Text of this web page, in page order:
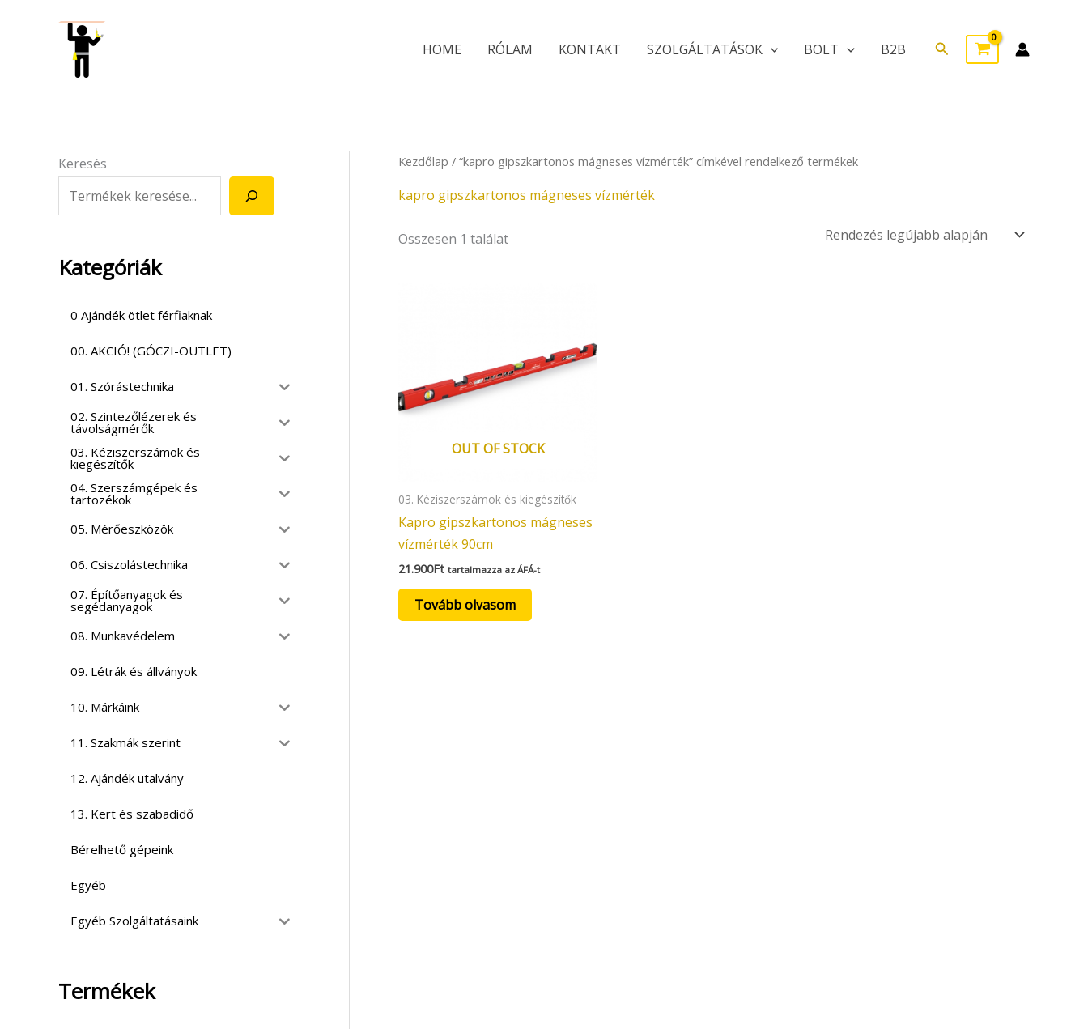
HOME RÓLAM KONTAKT SZOLGÁLTATÁSOK BOLT B2B Search
Keresés
Kategóriák
0 Ajándék ötlet férfiaknak
00. AKCIÓ! (GÓCZI-OUTLET)
01. Szórástechnika
02. Szintezőlézerek és
távolságmérők
03. Kéziszerszámok és
kiegészítők
04. Szerszámgépek és
tartozékok
05. Mérőeszközök
06. Csiszolástechnika
07. Építőanyagok és
segédanyagok
08. Munkavédelem
09. Létrák és állványok
10. Márkáink
11. Szakmák szerint
12. Ajándék utalvány
13. Kert és szabadidő
Bérelhető gépeink
Egyéb
Egyéb Szolgáltatásaink
Termékek
Kezdőlap / “kapro gipszkartonos mágneses vízmérték” címkével rendelkező termékek
kapro gipszkartonos mágneses vízmérték
Összesen 1 találat
OUT OF STOCK
03. Kéziszerszámok és kiegészítők
Kapro gipszkartonos mágneses
vízmérték 90cm
21.900Ft tartalmazza az ÁFÁ-t
Tovább olvasom